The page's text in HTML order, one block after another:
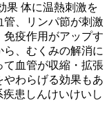
果 体に温熱刺激を
、リンパ節が刺激
免疫作用がアップす
、むくみの解消に
て血管が収縮・拡張
やわらげる効果もあ
患しんけいけいし